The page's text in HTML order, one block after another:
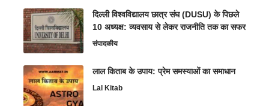
दिल्ली विश्वविद्यालय छात्र संघ (DUSU) के पिछले
10 अध्यक्ष: व्यवसाय से लेकर राजनीति तक का सफर
संपादकीय
लाल किताब के उपाय: प्रेम समस्याओं का समाधान
Lal Kitab